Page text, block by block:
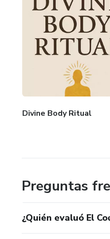
Divine Body Ritual
Preguntas
¿Quién evaluó El